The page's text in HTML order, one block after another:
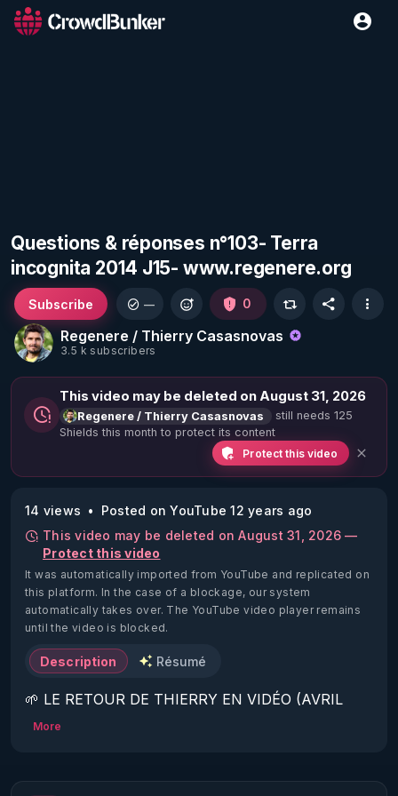
Questions & réponses n°103- Terra
incognita 2014 J15- www.regenere.org
Regenere / Thierry Casasnovas
3.5 k subscribers
Subscribe — 0
This video may be deleted on August 31, 2026
Regenere / Thierry Casasnovas
still needs 125
Shields this month to protect its content
Protect this video
14 views
Posted on YouTube 12 years ago
This video may be deleted on August 31, 2026 —
Protect this video
It was automatically imported from YouTube and replicated on
this platform. In the case of a blockage, our system
automatically takes over. The YouTube video player remains
until the video is blocked.
Description Résumé
🌱 LE RETOUR DE THIERRY EN VIDÉO (AVRIL
2022)!
https://www.rgnr.fr/presentation.html
More